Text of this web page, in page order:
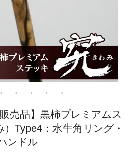
売品】黒柿プレミアムス
Type4：水牛角リング・
ンドル